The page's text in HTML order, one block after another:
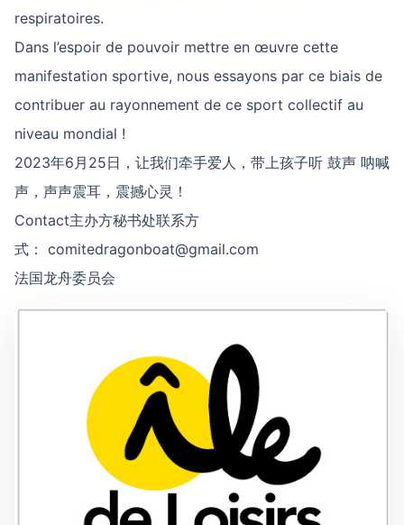
respiratoires.
Dans l’espoir de pouvoir mettre en œuvre cette
manifestation sportive, nous essayons par ce biais de
contribuer au rayonnement de ce sport collectif au
niveau mondial !
2023年6月25日，让我们牵手爱人，带上孩子听 鼓声 呐喊
声，声声震耳，震撼心灵！
Contact主办方秘书处联系方
式： comitedragonboat@gmail.com
法国龙舟委员会